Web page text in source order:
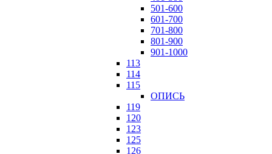
501-600
601-700
701-800
801-900
901-1000
113
114
115
ОПИСЬ
119
120
123
125
126